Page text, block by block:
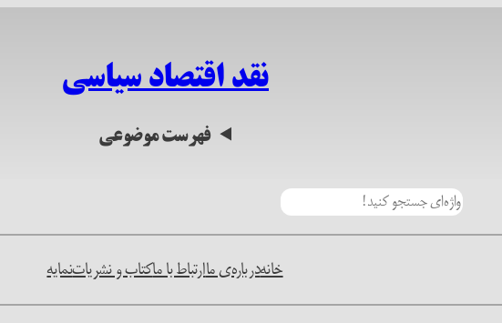
نقد اقتصاد سیاسی
فهرست موضوعی
خانهدرباره‌ی ماارتباط با ماکتاب و نشریاتنمایه